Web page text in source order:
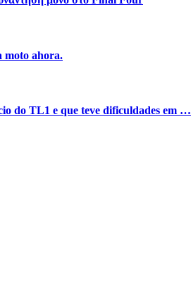
moto ahora.
do TL1 e que teve dificuldades em …